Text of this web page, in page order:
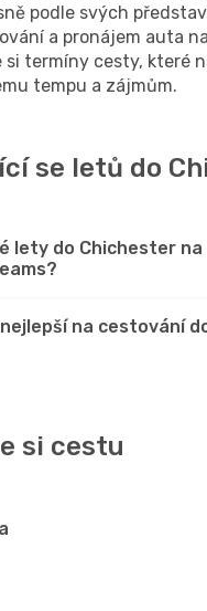
podle svých
a pronájem auta
si termíny cesty, které
tempu a zájmům.
se letů do
lety do Chichester na
na cestování
si cestu